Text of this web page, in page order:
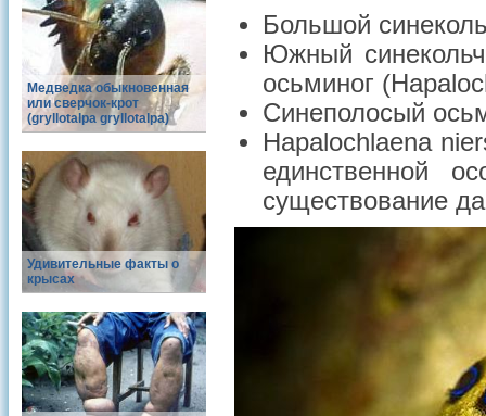
Медведка обыкновенная
или сверчок-крот
(gryllotalpa gryllotalpa)
Удивительные факты о
крысах
Большой
Южный
осьминог
Синеполосый
Hapalochlaena
единственной
существование